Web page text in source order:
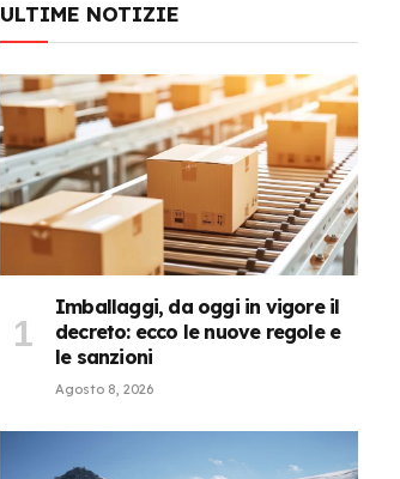
ULTIME NOTIZIE
Imballaggi, da oggi in vigore il
decreto: ecco le nuove regole e
le sanzioni
Agosto 8, 2026